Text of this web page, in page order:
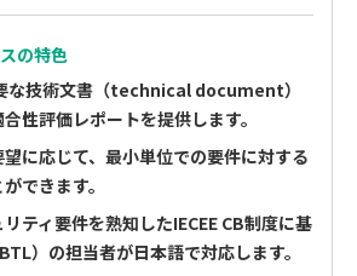
の特色
な技術文書（technical document）
性評価レポートを提供します。
に応じて、最小単位での要件に対する
できます。
ティ要件を熟知したIECEE CB制度に基
）の担当者が日本語で対応します。